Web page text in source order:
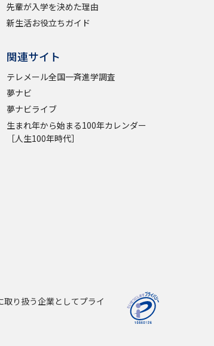
先輩が入学を決めた理由
新生活お役立ちガイド
関連サイト
テレメール全国一斉進学調査
夢ナビ
夢ナビライブ
生まれ年から始まる100年カレンダー
［人生100年時代］
り扱う企業としてプライ